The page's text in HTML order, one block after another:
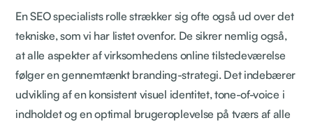
En SEO specialists rolle strækker sig ofte også ud over det
tekniske, som vi har listet ovenfor. De sikrer nemlig også,
at alle aspekter af virksomhedens online tilstedeværelse
følger en gennemtænkt branding-strategi. Det indebærer
udvikling af en konsistent visuel identitet, tone-of-voice i
indholdet og en optimal brugeroplevelse på tværs af alle